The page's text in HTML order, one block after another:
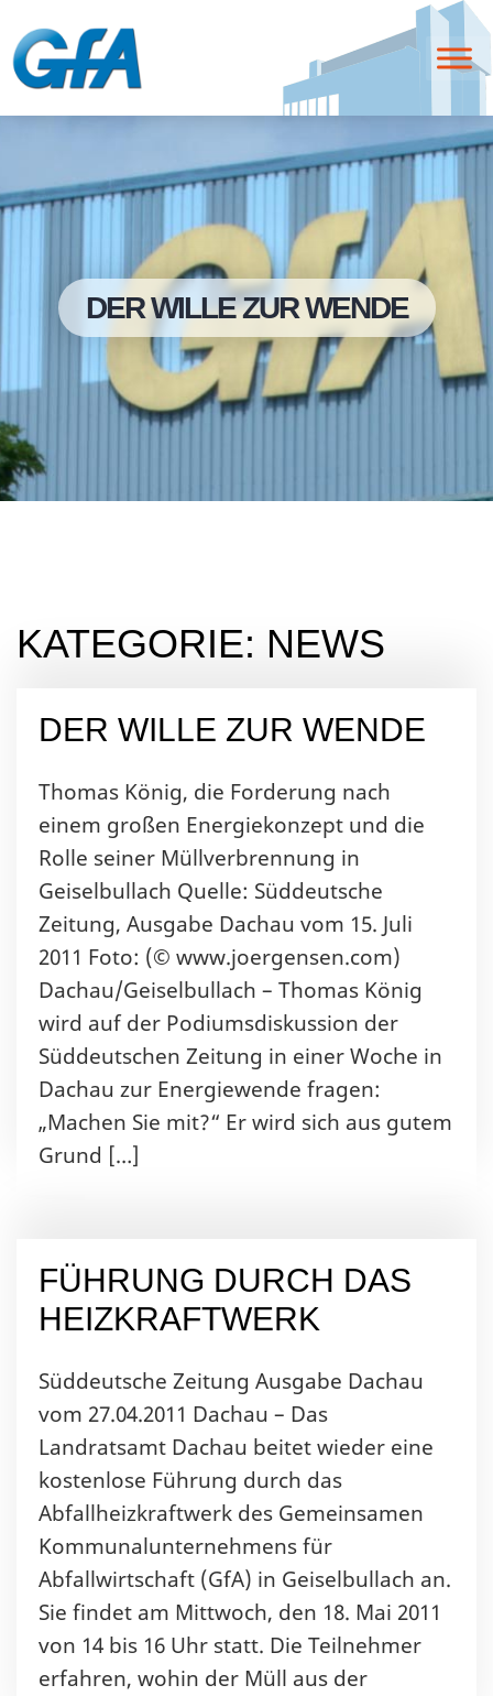
DER WILLE ZUR WENDE
KATEGORIE: NEWS
DER WILLE ZUR WENDE
Thomas König, die Forderung nach
einem großen Energiekonzept und die
Rolle seiner Müllverbrennung in
Geiselbullach Quelle: Süddeutsche
Zeitung, Ausgabe Dachau vom 15. Juli
2011 Foto: (© www.joergensen.com)
Dachau/Geiselbullach – Thomas König
wird auf der Podiumsdiskussion der
Süddeutschen Zeitung in einer Woche in
Dachau zur Energiewende fragen:
„Machen Sie mit?“ Er wird sich aus gutem
Grund […]
FÜHRUNG DURCH DAS
HEIZKRAFTWERK
Süddeutsche Zeitung Ausgabe Dachau
vom 27.04.2011 Dachau – Das
Landratsamt Dachau beitet wieder eine
kostenlose Führung durch das
Abfallheizkraftwerk des Gemeinsamen
Kommunalunternehmens für
Abfallwirtschaft (GfA) in Geiselbullach an.
Sie findet am Mittwoch, den 18. Mai 2011
von 14 bis 16 Uhr statt. Die Teilnehmer
erfahren, wohin der Müll aus der